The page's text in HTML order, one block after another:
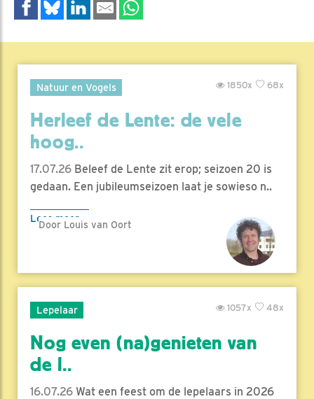
Natuur en Vogels 68x
1850x
Herleef de Lente: de vele
hoog..
17.07.26 Beleef de Lente zit erop; seizoen 20 is
gedaan. Een jubileumseizoen laat je sowieso n..
Lees meer
Door Louis van Oort
Lepelaar 48x
1057x
Nog even (na)genieten van
de l..
16.07.26 Wat een feest om de lepelaars in 2026